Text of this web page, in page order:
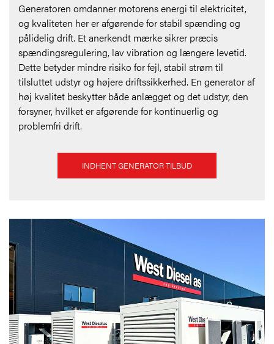
Generatoren omdanner motorens energi til elektricitet,
og kvaliteten her er afgørende for stabil spænding og
pålidelig drift. Et anerkendt mærke sikrer præcis
spændingsregulering, lav vibration og længere levetid.
Dette betyder mindre risiko for fejl, stabil strøm til
tilsluttet udstyr og højere driftssikkerhed. En generator af
høj kvalitet beskytter både anlægget og det udstyr, den
forsyner, hvilket er afgørende for kontinuerlig og
problemfri drift.
INDHENT GENERATOR TILBUD